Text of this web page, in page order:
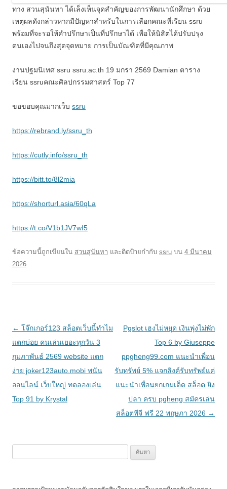
ทาง สวนสุนันทา ได้เล็งเห็นจุดสำคัญของการพัฒนานักศึกษา ด้วย
เหตุผลดังกล่าวหากมีปัญหาสำหรับในการเลือกคณะที่เรียน ssru
พร้อมที่จะรอให้คำปรึกษาเป็นที่ปรึกษาได้ เพื่อให้นิสิตได้ปรับปรุง
ตนเองไปจนถึงสุดจุดหมาย การเป็นบัณฑิตที่มีคุณภาพ
งานปฐมนิเทศ ssru ssru.ac.th 19 มกรา 2569 Damian ตาราง
เรียน ssruคณะศิลปกรรมศาสตร์ Top 77
ขอขอบคุณมากเว็บ ssru
https://rebrand.ly/ssru_th
https://cutly.info/ssru_th
https://bitt.to/8l2mia
https://shorturl.asia/60qLa
https://t.co/V1b1JV7wI5
ข้อความนี้ถูกเขียนใน สวนสุนันทา และติดป้ายกำกับ ssru บน 4 มีนาคม
2026
เมนู
นำทาง
เรื่อง
← โจ๊กเกอร์123 สล็อตเว็บนี้ทำไม
แตกบ่อย คนเล่นเยอะทุกวัน 3
กุมภาพันธ์ 2569 website แตก
ง่าย joker123auto.mobi พนัน
ออนไลน์ เว็บใหญ่ ทดลองเล่น
Top 91 by Krystal
Pgslot เฮงไม่หยุด เงินพุ่งไม่พัก
Top 6 by Giuseppe
ppgheng99.com แนะนำเพื่อน
รับทรัพย์ 5% แจกลิงค์รับทรัพย์แค่
แนะนำเพื่อนยกเกมเด็ด สล็อต ยิง
ปลา ครบ pgheng สมัครเล่น
สล็อตพีจี ฟรี 22 พฤษภา 2026 →